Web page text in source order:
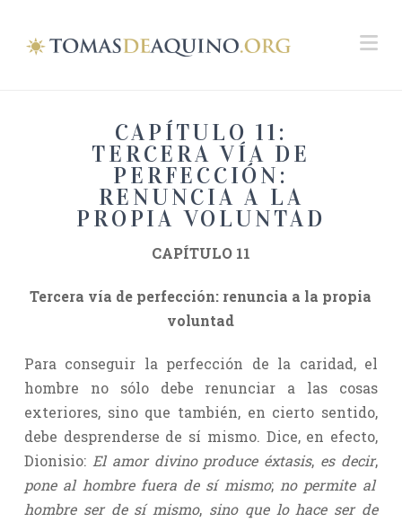
CAPÍTULO 11:
TERCERA VÍA DE
PERFECCIÓN:
RENUNCIA A LA
PROPIA VOLUNTAD
CAPÍTULO 11
Tercera vía de perfección: renuncia a la propia
voluntad
Para conseguir la perfección de la caridad, el
hombre no sólo debe renunciar a las cosas
exteriores, sino que también, en cierto sentido,
debe desprenderse de sí mismo. Dice, en efecto,
Dionisio: El amor divino produce éxtasis, es decir,
pone al hombre fuera de sí mismo;no permite al
hombre ser de sí mismo, sino que lo hace ser de